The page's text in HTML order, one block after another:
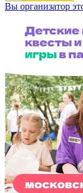
Вы организатор